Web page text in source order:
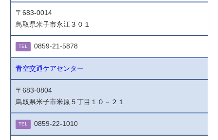
〒683-0014
鳥取県米子市永江３０１
TEL 0859-21-5878
青空交通ケアセンター
〒683-0804
鳥取県米子市米原５丁目１０－２１
TEL 0859-22-1010